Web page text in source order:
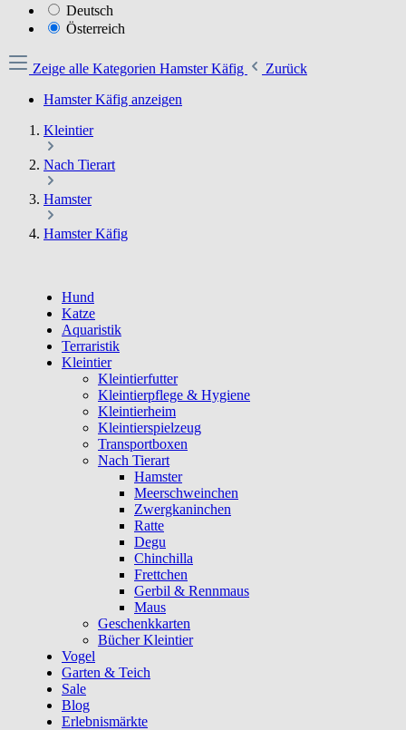
Deutsch
Österreich
Zeige alle Kategorien Hamster Käfig
Zurück
Hamster Käfig anzeigen
Kleintier
Nach Tierart
Hamster
Hamster Käfig
Hund
Katze
Aquaristik
Terraristik
Kleintier
Kleintierfutter
Kleintierpflege & Hygiene
Kleintierheim
Kleintierspielzeug
Transportboxen
Nach Tierart
Hamster
Meerschweinchen
Zwergkaninchen
Ratte
Degu
Chinchilla
Frettchen
Gerbil & Rennmaus
Maus
Geschenkkarten
Bücher Kleintier
Vogel
Garten & Teich
Sale
Blog
Erlebnismärkte